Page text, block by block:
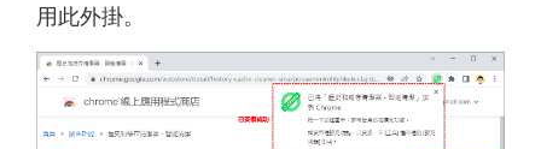
用此外掛。